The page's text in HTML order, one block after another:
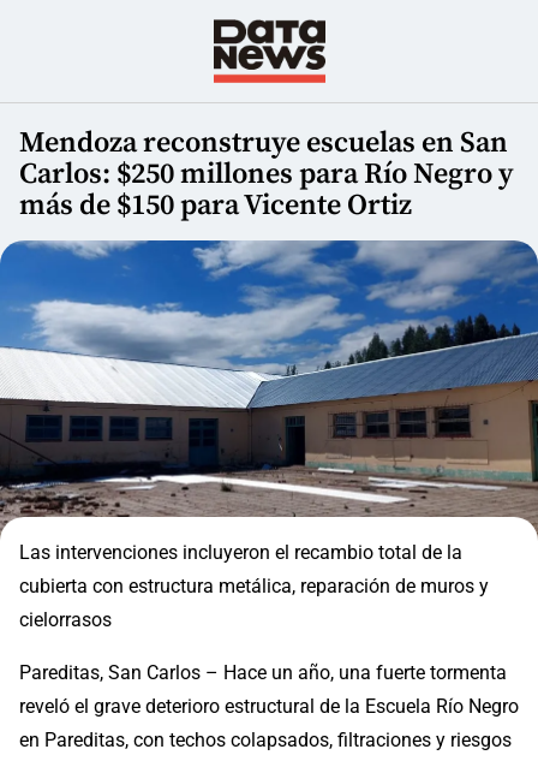
Mendoza reconstruye escuelas en San
Carlos: $250 millones para Río Negro y
más de $150 para Vicente Ortiz
Las intervenciones incluyeron el recambio total de la
cubierta con estructura metálica, reparación de muros y
cielorrasos
Pareditas, San Carlos – Hace un año, una fuerte tormenta
reveló el grave deterioro estructural de la Escuela Río Negro
en Pareditas, con techos colapsados, filtraciones y riesgos